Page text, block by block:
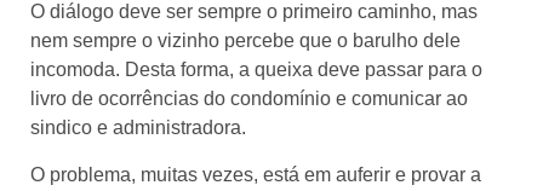
O diálogo deve ser sempre o primeiro caminho, mas
nem sempre o vizinho percebe que o barulho dele
incomoda. Desta forma, a queixa deve passar para o
livro de ocorrências do condomínio e comunicar ao
sindico e administradora.
O problema, muitas vezes, está em auferir e provar a